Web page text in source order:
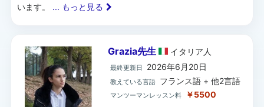
います。 ... もっと見る
Grazia先生 イタリア 人
最終更新日 2026年6月20日
教えている言語 フランス語 + 他2言語
マンツーマンレッスン料 ￥5500